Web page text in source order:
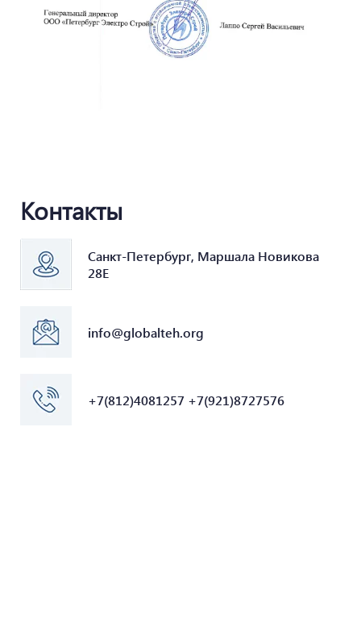
Контакты
Санкт-Петербург, Маршала Новикова
28Е
info@globalteh.org
+7(812)4081257 +7(921)8727576